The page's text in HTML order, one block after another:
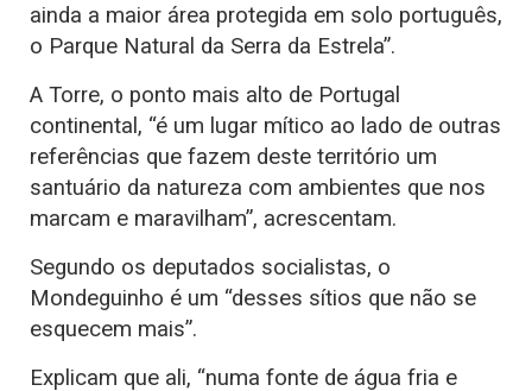
ainda a maior área protegida em solo português,
o Parque Natural da Serra da Estrela”.
A Torre, o ponto mais alto de Portugal
continental, “é um lugar mítico ao lado de outras
referências que fazem deste território um
santuário da natureza com ambientes que nos
marcam e maravilham”, acrescentam.
Segundo os deputados socialistas, o
Mondeguinho é um “desses sítios que não se
esquecem mais”.
Explicam que ali, “numa fonte de água fria e